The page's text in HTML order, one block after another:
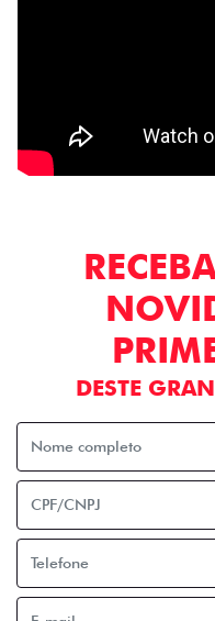
DESTE